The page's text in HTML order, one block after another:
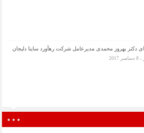
دکتر بهروز محمدی مدیرعامل شرکت رهآورد ساینا دلیجان
2017